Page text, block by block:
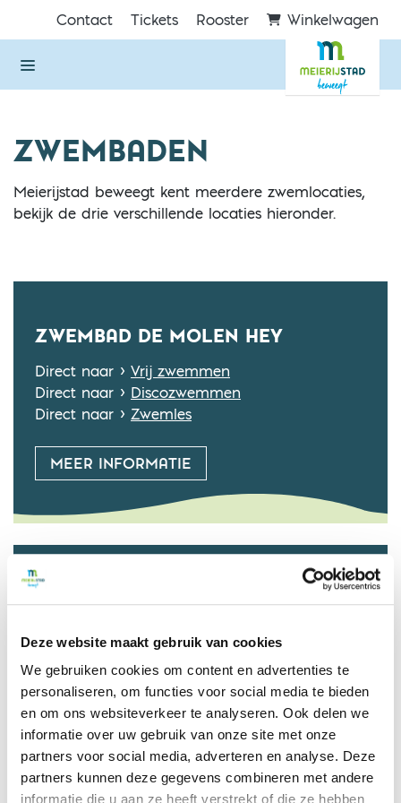
Deze website maakt gebruik van cookies
We gebruiken cookies om content en advertenties te
personaliseren, om functies voor social media te bieden
en om ons websiteverkeer te analyseren. Ook delen we
informatie over uw gebruik van onze site met onze
partners voor social media, adverteren en analyse. Deze
partners kunnen deze gegevens combineren met andere
informatie die u aan ze heeft verstrekt of die ze hebben
Direct naar de inhoud van de pagina
Contact Tickets Rooster Winkelwagen
ZWEMBADEN
Meierijstad beweegt kent meerdere zwemlocaties,
bekijk de drie verschillende locaties hieronder.
ZWEMBAD DE MOLEN HEY
Direct naar > Vrij zwemmen
Direct naar > Discozwemmen
Direct naar > Zwemles
MEER INFORMATIE
ZWEMBAD DE NEUL
Direct naar >
Banenzwemmen
Direct naar >Zwemles
MEER INFORMATIE